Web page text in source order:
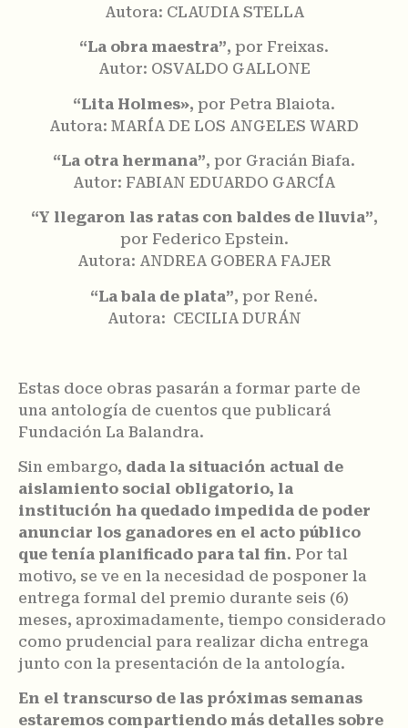
Autora: CLAUDIA STELLA
“La obra maestra”, por Freixas.
Autor: OSVALDO GALLONE
“Lita Holmes», por Petra Blaiota.
Autora: MARÍA DE LOS ANGELES WARD
“La otra hermana”, por Gracián Biafa.
Autor: FABIAN EDUARDO GARCÍA
“Y llegaron las ratas con baldes de lluvia”,
por Federico Epstein.
Autora: ANDREA GOBERA FAJER
“La bala de plata”, por René.
Autora: CECILIA DURÁN
Estas doce obras pasarán a formar parte de
una antología de cuentos que publicará
Fundación La Balandra.
Sin embargo, dada la situación actual de
aislamiento social obligatorio, la
institución ha quedado impedida de poder
anunciar los ganadores en el acto público
que tenía planificado para tal fin. Por tal
motivo, se ve en la necesidad de posponer la
entrega formal del premio durante seis (6)
meses, aproximadamente, tiempo considerado
como prudencial para realizar dicha entrega
junto con la presentación de la antología.
En el transcurso de las próximas semanas
estaremos compartiendo más detalles sobre